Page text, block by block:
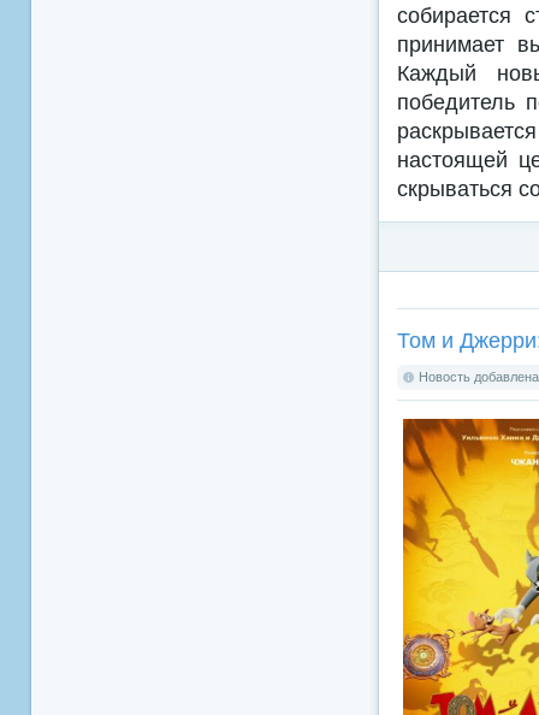
собирается
принимает
Каждый
победитель
настоящей
скрываться
Том и
Новость